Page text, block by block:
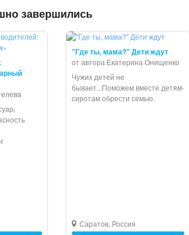
завершились
"Где ты, мама?" Дети ждут
от автора Екатерина Онищенко
Чужих детей не
бывает...Поможем вместе детям-
сиротам обрести семью.
Саратов, Россия